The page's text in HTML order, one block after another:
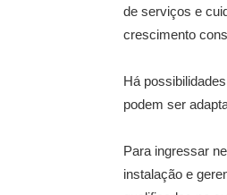
de serviços e
crescimento
Há
podem ser
Para ingressar
instalação e